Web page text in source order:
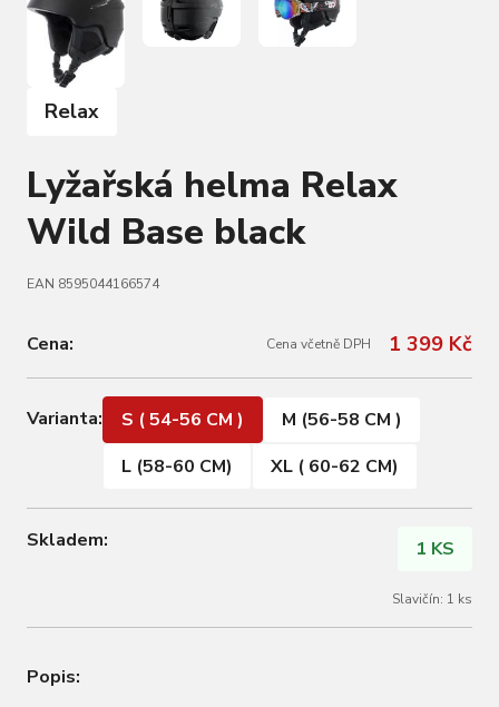
Relax
Lyžařská helma Relax
Wild Base black
EAN 8595044166574
Cena: Cena včetně DPH 1 399 Kč
Varianta: S ( 54-56 CM )
M (56-58 CM )
L (58-60 CM)
XL ( 60-62 CM)
Skladem: 1 KS
Slavičín: 1 ks
Popis: